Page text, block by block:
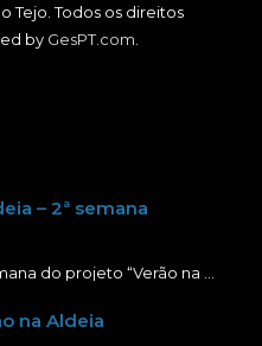
Tejo. Todos os direitos
by GesPT.com
– 2ª semana
na Aldeia